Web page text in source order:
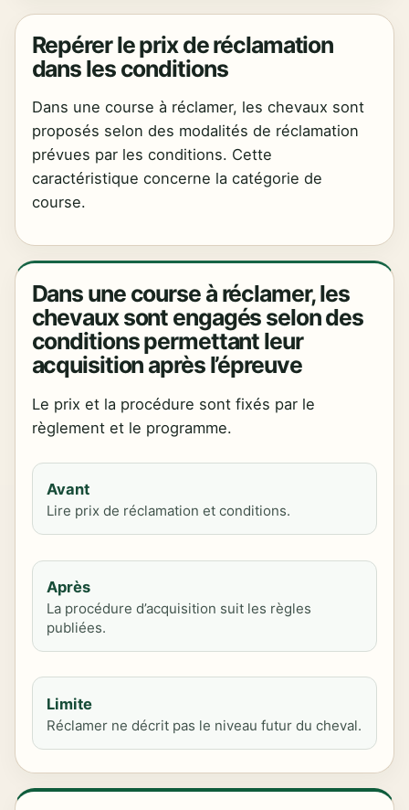
Repérer le prix de réclamation
dans les conditions
Dans une course à réclamer, les chevaux sont
proposés selon des modalités de réclamation
prévues par les conditions. Cette
caractéristique concerne la catégorie de
course.
Dans une course à réclamer, les
chevaux sont engagés selon des
conditions permettant leur
acquisition après l’épreuve
Le prix et la procédure sont fixés par le
règlement et le programme.
Avant
Lire prix de réclamation et conditions.
Après
La procédure d’acquisition suit les règles
publiées.
Limite
Réclamer ne décrit pas le niveau futur du cheval.